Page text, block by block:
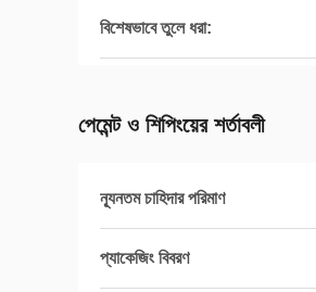
বিশেষভাবে তুলে ধরা:
পেমেন্ট ও শিপিংয়ের শর্তাবলী
ন্যূনতম চাহিদার পরিমাণ
প্যাকেজিং বিবরণ